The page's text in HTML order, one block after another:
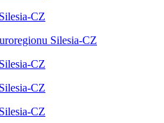
CZ
Silesia-CZ
CZ
CZ
CZ